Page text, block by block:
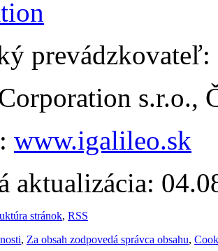
prevádzkovateľ:
s.r.o.,
www.igalileo.sk
aktualizácia:
stránok, RSS
, Za obsah zodpovedá správca obsahu,